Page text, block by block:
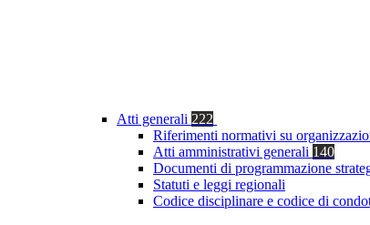
Atti generali 222
Riferimenti normativi su
Atti amministrativi generali 140
Documenti di programmazione
Statuti e leggi regionali
Codice disciplinare e codice di